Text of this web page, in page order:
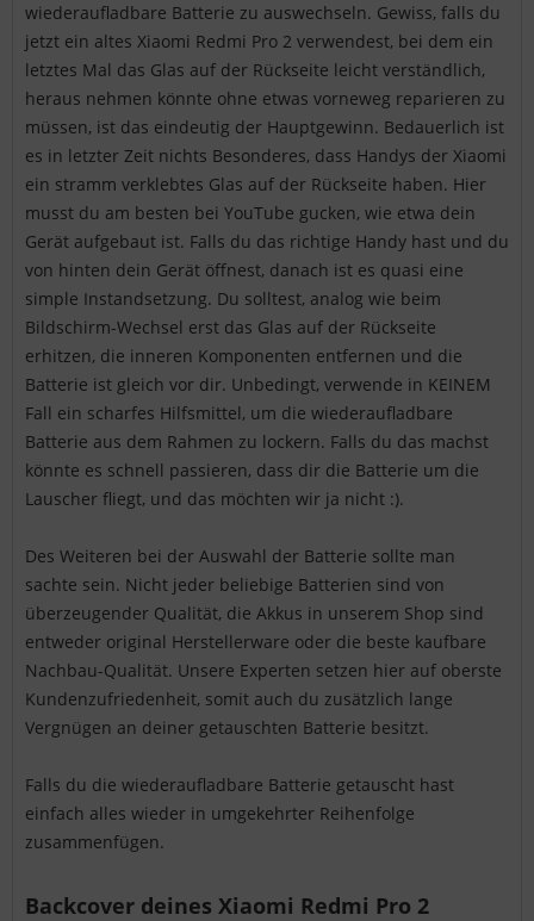
wiederaufladbare Batterie zu auswechseln. Gewiss, falls du
jetzt ein altes Xiaomi Redmi Pro 2 verwendest, bei dem ein
letztes Mal das Glas auf der Rückseite leicht verständlich,
heraus nehmen könnte ohne etwas vorneweg reparieren zu
müssen, ist das eindeutig der Hauptgewinn. Bedauerlich ist
es in letzter Zeit nichts Besonderes, dass Handys der Xiaomi
ein stramm verklebtes Glas auf der Rückseite haben. Hier
musst du am besten bei YouTube gucken, wie etwa dein
Gerät aufgebaut ist. Falls du das richtige Handy hast und du
von hinten dein Gerät öffnest, danach ist es quasi eine
simple Instandsetzung. Du solltest, analog wie beim
Bildschirm-Wechsel erst das Glas auf der Rückseite
erhitzen, die inneren Komponenten entfernen und die
Batterie ist gleich vor dir. Unbedingt, verwende in KEINEM
Fall ein scharfes Hilfsmittel, um die wiederaufladbare
Batterie aus dem Rahmen zu lockern. Falls du das machst
könnte es schnell passieren, dass dir die Batterie um die
Lauscher fliegt, und das möchten wir ja nicht :).
Des Weiteren bei der Auswahl der Batterie sollte man
sachte sein. Nicht jeder beliebige Batterien sind von
überzeugender Qualität, die Akkus in unserem Shop sind
entweder original Herstellerware oder die beste kaufbare
Nachbau-Qualität. Unsere Experten setzen hier auf oberste
Kundenzufriedenheit, somit auch du zusätzlich lange
Vergnügen an deiner getauschten Batterie besitzt.
Falls du die wiederaufladbare Batterie getauscht hast
einfach alles wieder in umgekehrter Reihenfolge
zusammenfügen.
Backcover deines Xiaomi Redmi Pro 2